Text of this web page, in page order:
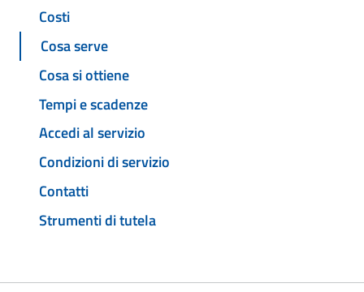
Costi
Cosa serve
Cosa si ottiene
Tempi e scadenze
Accedi al servizio
Condizioni di servizio
Contatti
Strumenti di tutela